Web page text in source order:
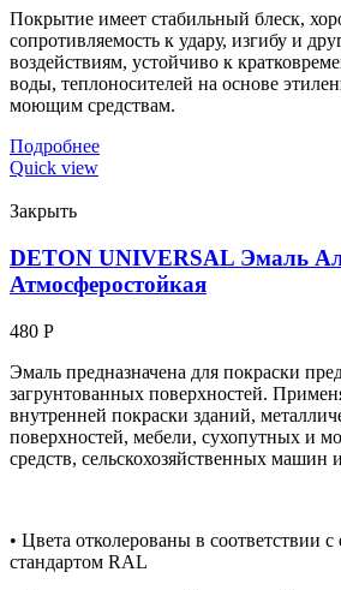
Покрытие имеет стабильный блеск,
сопротивляемость к удару, изгибу и
воздействиям, устойчиво к
воды, теплоносителей на основе
моющим средствам.
Подробнее
Quick view
Закрыть
DETON UNIVERSAL Эмаль
Атмосферостойкая
480 Р
Эмаль предназначена для покраски
загрунтованных поверхностей.
внутренней покраски зданий,
поверхностей, мебели, сухопутных и
средств, сельскохозяйственных машин
• Цвета отколерованы в соответствии
стандартом RAL